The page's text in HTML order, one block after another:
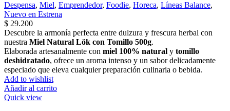
Despensa, Miel, Emprendedor, Foodie, Horeca, Líneas Balance,
Nuevo en Estrena
$ 29.200
Descubre la armonía perfecta entre dulzura y frescura herbal con
nuestra Miel Natural Lök con Tomillo 500g.
Elaborada artesanalmente con miel 100% natural y tomillo
deshidratado, ofrece un aroma intenso y un sabor delicadamente
especiado que eleva cualquier preparación culinaria o bebida.
Add to wishlist
Añadir al carrito
Quick view